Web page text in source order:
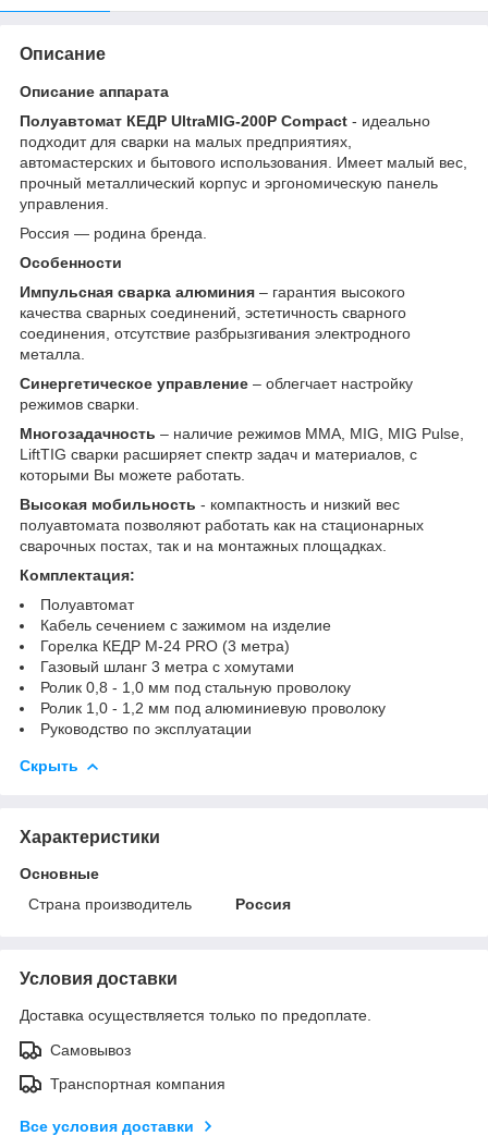
Описание
Описание аппарата
Полуавтомат КЕДР UltraMIG-200P Compact - идеально
подходит для сварки на малых предприятиях,
автомастерских и бытового использования. Имеет малый вес,
прочный металлический корпус и эргономическую панель
управления.
Россия — родина бренда.
Особенности
Импульсная сварка алюминия – гарантия высокого
качества сварных соединений, эстетичность сварного
соединения, отсутствие разбрызгивания электродного
металла.
Синергетическое управление – облегчает настройку
режимов сварки.
Многозадачность – наличие режимов MMA, MIG, MIG Pulse,
LiftTIG сварки расширяет спектр задач и материалов, с
которыми Вы можете работать.
Высокая мобильность - компактность и низкий вес
полуавтомата позволяют работать как на стационарных
сварочных постах, так и на монтажных площадках.
Комплектация:
Полуавтомат
Кабель сечением с зажимом на изделие
Горелка КЕДР M-24 PRO (3 метра)
Газовый шланг 3 метра с хомутами
Ролик 0,8 - 1,0 мм под стальную проволоку
Ролик 1,0 - 1,2 мм под алюминиевую проволоку
Руководство по эксплуатации
Скрыть
Характеристики
Основные
Страна производитель
Россия
Условия доставки
Доставка осуществляется только по предоплате.
Самовывоз
Транспортная компания
Все условия доставки